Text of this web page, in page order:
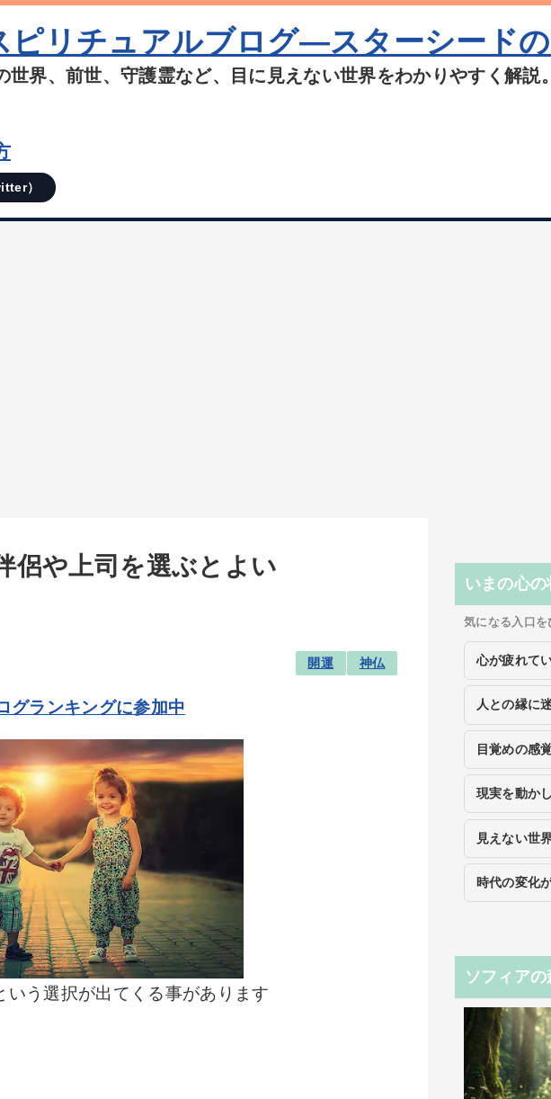
ピリチュアルブログ―スターシード
世界、前世、守護霊など、目に見えない世界をわかりやすく解説
）
侶や上司を選ぶとよい
開運 神仏
グランキングに参加中
いう選択が出てくる事があります
いまの心
気になる入口を
心が疲れて
人との縁に
目覚めの感
現実を動か
見えない世
時代の変化
ソフィア